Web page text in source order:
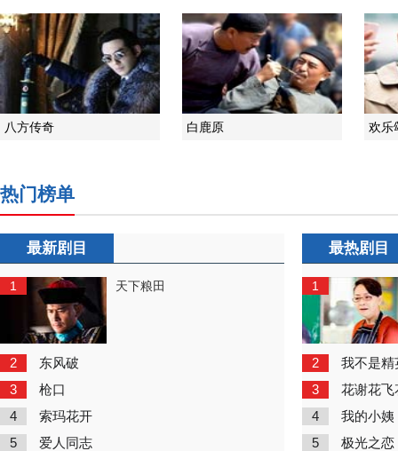
八方传奇 白鹿原 欢乐
热门榜单
最新剧目
1 天下粮田
2 东风破
3 枪口
4 索玛花开
5 爱人同志
最热剧目
1
2 我不是精
3 花谢花飞
4 我的小姨
5 极光之恋